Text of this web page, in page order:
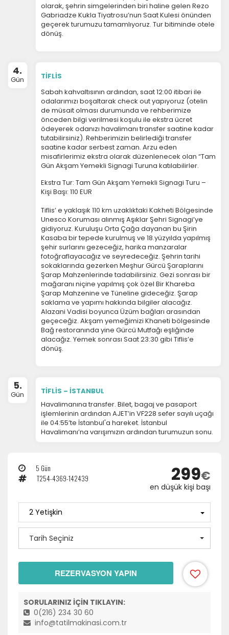
İstatistik Çerezleri
Ziyaretçilerin siteyi nasıl kullandığını anonim olarak
ölçeriz. Hangi sayfaların popüler olduğunu ve
kullanıcıların nerede zorluk yaşadığını anlamamıza
Pazarlama Çerezleri
Size ve ilgi alanlarınıza uygun reklamlar göstermek
için kullanılır. Kapatırsanız reklamları görmeye devam
edersiniz, ancak daha az alakalı olabilirler.
olarak, şehrin simgelerinden biri haline gelen Rezo
Gabriadze Kukla Tiyatrosu’nun Saat Kulesi önünden
geçerek turumuzu tamamlıyoruz. Tur bitiminde otele
dönüş.
4.
Gün
TİFLİS
Sabah kahvaltısının ardından, saat 12:00 itibari ile
odalarımızı boşaltarak check out yapıyoruz (otelin
de müsait olması durumunda ve rehberimize
önceden bilgi verilmesi koşulu ile ekstra ücret
ödeyerek odanızı havalimanı transfer saatine kadar
tutabilirsiniz). Rehberimizin belirlediği transfer
saatine kadar serbest zaman. Arzu eden
misafirlerimiz ekstra olarak düzenlenecek olan “Tam
Gün Akşam Yemekli Signagi Turuna katılabilirler.
Ekstra Tur: Tam Gün Akşam Yemekli Signagi Turu –
Kişi Başı: 110 EUR
Tiflis’ e yaklaşık 110 km uzaklıktaki Kakheti Bölgesinde
Unesco Koruması alınmış Aşıklar Şehri Signagi’ye
gidiyoruz. Kuruluşu Orta Çağa dayanan bu Şirin
Kasaba bir tepede kurulmuş ve 18.yüzyılda yapılmış
şehir surlarını gezeceğiz, harika manzaralar
fotoğraflayacağız ve seyredeceğiz. Şehrin tarihi
sokaklarında gezerken Meşhur Gürcü Şaraplarını
Şarap Mahzenlerinde tadabilirsiniz. Gezi sonrası bir
mağaranı niçine yapılmış çok özel Bir Khareba
Şarap Mahzenine ve Tüneline gideceğiz. Şarap
saklama ve yapımı hakkında bilgiler alacağız.
Alazani Vadisi boyunca Üzüm bağları arasından
geçeceğiz. Akşam yemeğimizi Khaneti bölgesinde
Bağ restoranında yine Gürcü Mutfağı eşliğinde
alacağız. Yemek sonrası Saat 23:30 gibi Tiflis’e
dönüş.
5.
Gün
TİFLİS – İSTANBUL
Havalimanına transfer. Bilet, bagaj ve pasaport
işlemlerinin ardından AJET’in VF228 sefer sayılı uçağı
ile 04:55’te İstanbul'a hareket. İstanbul
Havalimanı’na varışımızın ardından turumuzun sonu.
5 Gün
T254-4369-142439
299€
en düşük kişi başı
Tarih Seçiniz
REZERVASYON YAPIN
SORULARINIZ İÇİN TIKLAYIN:
0(216) 234 30 60
info@tatilmakinasi.com.tr